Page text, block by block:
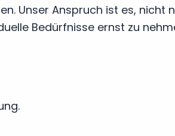
Unser Anspruch ist es, nicht
Bedürfnisse ernst zu